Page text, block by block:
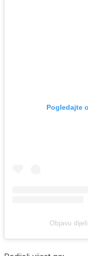
Pogledajte
Objavu